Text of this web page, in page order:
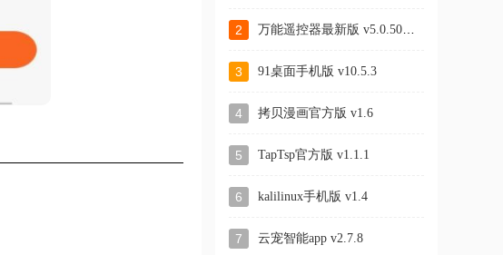
2
3 91桌面手机版 v10.5.3
4 拷贝漫画官方版 v1.6
5 TapTsp官方版 v1.1.1
6 kalilinux手机版 v1.4
7 云宠智能app v2.7.8